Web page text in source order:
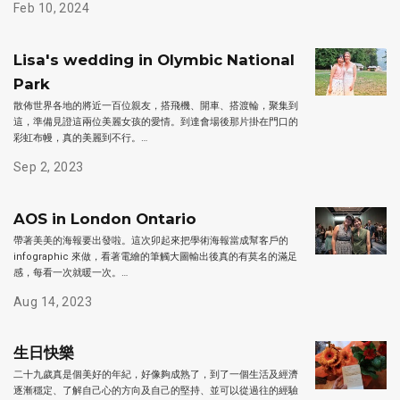
Feb 10, 2024
Lisa's wedding in Olymbic National
Park
散佈世界各地的將近一百位親友，搭飛機、開車、搭渡輪，聚集到
這，準備見證這兩位美麗女孩的愛情。到達會場後那片掛在門口的
彩虹布幔，真的美麗到不行。…
Sep 2, 2023
AOS in London Ontario
帶著美美的海報要出發啦。這次卯起來把學術海報當成幫客戶的
infographic 來做，看著電繪的筆觸大圖輸出後真的有莫名的滿足
感，每看一次就暖一次。…
Aug 14, 2023
生日快樂
二十九歲真是個美好的年紀，好像夠成熟了，到了一個生活及經濟
逐漸穩定、了解自己心的方向及自己的堅持、並可以從過往的經驗